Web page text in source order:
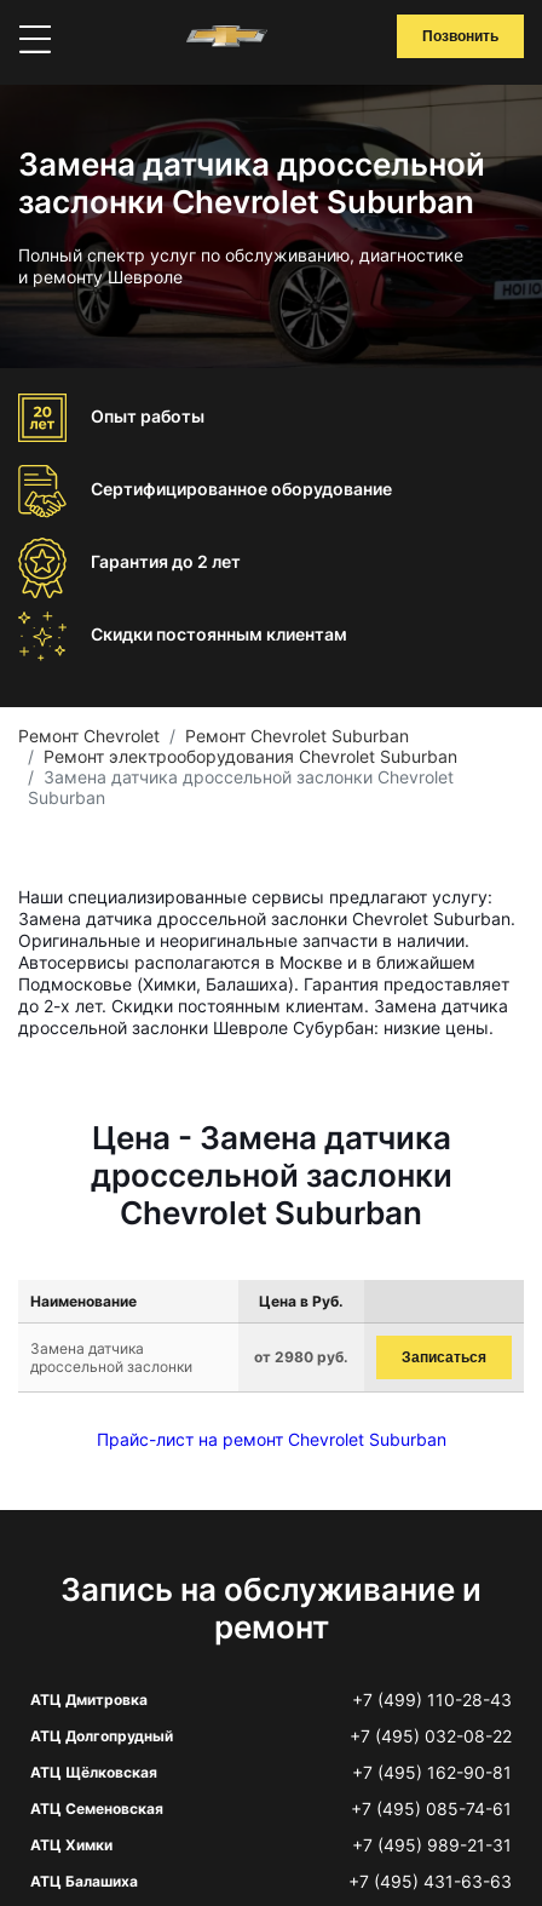
Позвонить
Замена датчика дроссельной
заслонки Chevrolet Suburban
Полный спектр услуг по обслуживанию, диагностике
и ремонту Шевроле
Опыт работы
Сертифицированноеоборудование
Гарантиядо 2 лет
Скидки постоянным клиентам
Ремонт Chevrolet
Ремонт Chevrolet Suburban
Ремонт электрооборудования Chevrolet Suburban
Замена датчика дроссельной заслонки Chevrolet
Suburban
Наши специализированные сервисы предлагают услугу:
Замена датчика дроссельной заслонки Chevrolet Suburban.
Оригинальные и неоригинальные запчасти в наличии.
Автосервисы располагаются в Москве и в ближайшем
Подмосковье (Химки, Балашиха). Гарантия предоставляет
до 2-х лет. Скидки постоянным клиентам. Замена датчика
дроссельной заслонки Шевроле Субурбан: низкие цены.
Цена - Замена датчика
дроссельной заслонки
Chevrolet Suburban
Наименование Цена в Руб.
Замена датчика
дроссельной заслонки
от 2980 руб. Записаться
Прайс-лист на ремонт Chevrolet Suburban
Запись на обслуживание и
ремонт
АТЦ Дмитровка +7 (499) 110-28-43
АТЦ Долгопрудный +7 (495) 032-08-22
АТЦ Щёлковская +7 (495) 162-90-81
АТЦ Семеновская +7 (495) 085-74-61
АТЦ Химки +7 (495) 989-21-31
АТЦ Балашиха +7 (495) 431-63-63